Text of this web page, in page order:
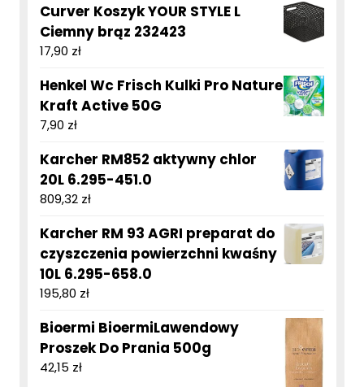
Curver Koszyk YOUR STYLE L
Ciemny brąz 232423
17,90 zł
Henkel Wc Frisch Kulki Pro Nature
Kraft Active 50G
7,90 zł
Karcher RM852 aktywny chlor
20L 6.295-451.0
809,32 zł
Karcher RM 93 AGRI preparat do
czyszczenia powierzchni kwaśny
10L 6.295-658.0
195,80 zł
Bioermi BioermiLawendowy
Proszek Do Prania 500g
42,15 zł